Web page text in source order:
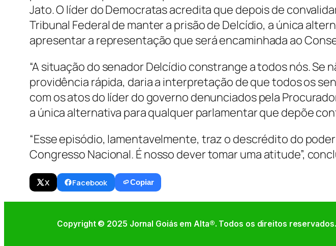
X Facebook Copiar
Jato. O líder do Democratas acredita que depois de
Tribunal Federal de manter a prisão de Delcídio, a única
apresentar a representação que será encaminhada ao
“A situação do senador Delcídio constrange a todos nós. Se
providência rápida, daria a interpretação de que todos os
com os atos do líder do governo denunciados pela
a única alternativa para qualquer parlamentar que depõe
“Esse episódio, lamentavelmente, traz o descrédito do
Congresso Nacional. É nosso dever tomar uma atitude”,
Copyright © 2025 Jornal Goiás em Alta®. Todos os direitos reservados.